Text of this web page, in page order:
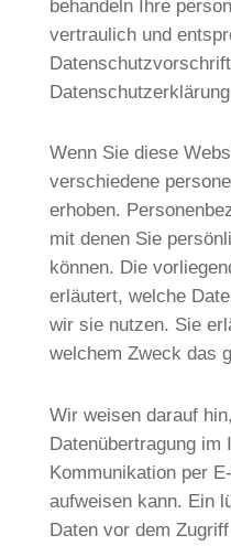
behandeln Ihre
vertraulich und
Wenn Sie diese
verschiedene
erhoben.
mit denen Sie
können. Die
erläutert, welche
wir sie nutzen. Sie
welchem Zweck das
Wir weisen darauf
Datenübertragung
Kommunikation per
aufweisen kann. Ein
Daten vor dem